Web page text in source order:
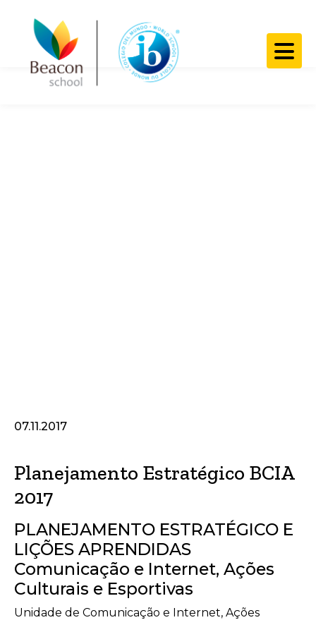
07.11.2017
Planejamento Estratégico BCIA
2017
PLANEJAMENTO ESTRATÉGICO E
LIÇÕES APRENDIDAS
Comunicação e Internet, Ações
Culturais e Esportivas
Unidade de Comunicação e Internet, Ações